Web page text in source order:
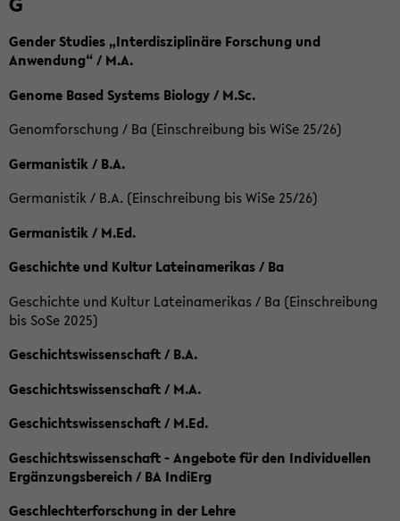
Gender Studies „Interdisziplinäre Forschung und
Anwendung“ / M.A.
Genome Based Systems Biology / M.Sc.
Genomforschung / Ba (Einschreibung bis WiSe 25/26)
Germanistik / B.A.
Germanistik / B.A. (Einschreibung bis WiSe 25/26)
Germanistik / M.Ed.
Geschichte und Kultur Lateinamerikas / Ba
Geschichte und Kultur Lateinamerikas / Ba (Einschreibung
bis SoSe 2025)
Geschichtswissenschaft / B.A.
Geschichtswissenschaft / M.A.
Geschichtswissenschaft / M.Ed.
Geschichtswissenschaft - Angebote für den Individuellen
Ergänzungsbereich / BA IndiErg
Geschlechterforschung in der Lehre